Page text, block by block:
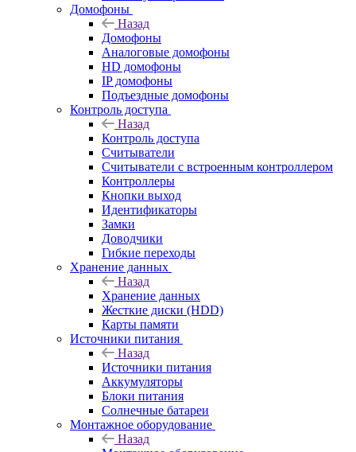
Домофоны
Назад
Домофоны
Аналоговые домофоны
HD домофоны
IP домофоны
Подъездные домофоны
Контроль доступа
Назад
Контроль доступа
Считыватели
Считыватели с встроенным контроллером
Контроллеры
Кнопки выход
Идентификаторы
Замки
Доводчики
Гибкие переходы
Хранение данных
Назад
Хранение данных
Жесткие диски (HDD)
Карты памяти
Источники питания
Назад
Источники питания
Аккумуляторы
Блоки питания
Солнечные батареи
Монтажное оборудование
Назад